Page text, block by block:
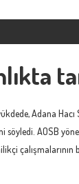
Adana
söyledi. AOSB